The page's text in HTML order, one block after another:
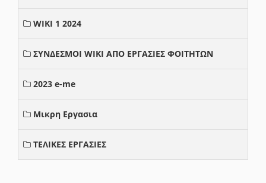
WIKI 1 2024
ΣΥΝΔΕΣΜΟΙ WIKI ΑΠΟ ΕΡΓΑΣΙΕΣ ΦΟΙΤΗΤΩΝ
2023 e-me
Μικρη Εργασια
ΤΕΛΙΚΕΣ ΕΡΓΑΣΙΕΣ